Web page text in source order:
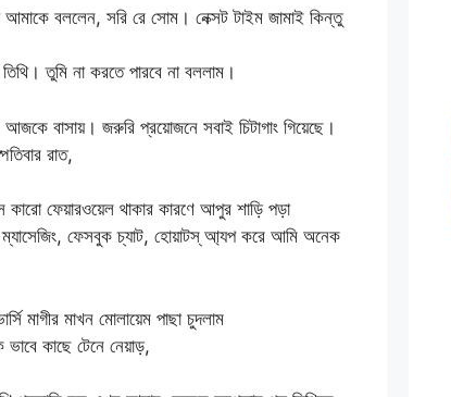
বললেন, সরি রে সোম। নেক্সট টাইম জামাই কিন্তু
তুমি না করতে পারবে না বললাম।
বাসায়। জরুরি প্রয়োজনে সবাই চিটাগাং গিয়েছে।
রাত,
কারো ফেয়ারওয়েল থাকার কারণে আপুর শাড়ি পড়া
ফেসবুক চ্যাট, হোয়াটস্ আ্যপ করে আমি অনেক
মাখন মোলায়েম পাছা চুদলাম
কাছে টেনে নেয়াড়,